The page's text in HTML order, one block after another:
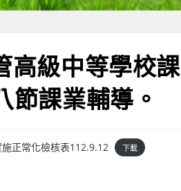
高級中等學校
節課業輔導。
正常化檢核表112.9.12 下載